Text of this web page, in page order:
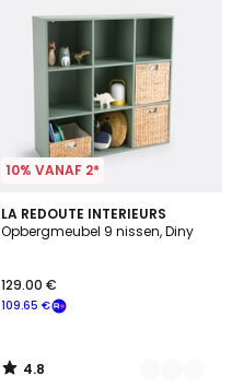
10% VANAF 2*
LA REDOUTE INTERIEURS
Opbergmeubel 9 nissen, Diny
109.65 €
129.00 €
4.8
/ 5
2
Kleuren
4.8
/